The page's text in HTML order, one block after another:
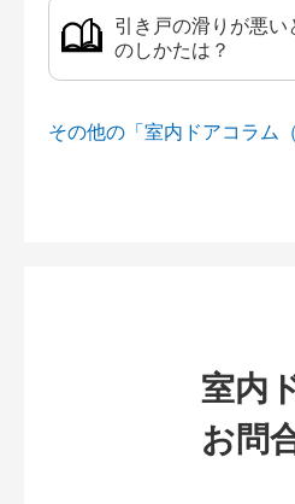
引き戸の滑りが悪
のしかたは？
その他の「室内ドアコラム
室内
お問